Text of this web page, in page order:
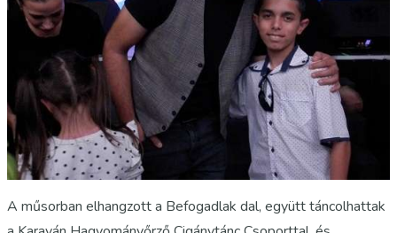
A műsorban elhangzott a Befogadlak dal, együtt táncolhattak